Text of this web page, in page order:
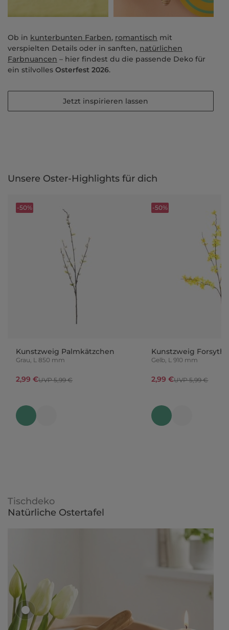
Ob in kunterbunten Farben, romantisch mit
verspielten Details oder in sanften, natürlichen
Farbnuancen – hier findest du die passende Deko für
ein stilvolles Osterfest 2026.
Jetzt inspirieren lassen
Unsere Oster-Highlights für dich
Kunstzweig Palmkätzchen
Grau, L 850 mm
2,99 €UVP 5,99 €
-50%
Kunstzweig
Gelb, L 910 mm
2,99 €UVP 5,99 €
-50%
Tischdeko
Natürliche Ostertafel